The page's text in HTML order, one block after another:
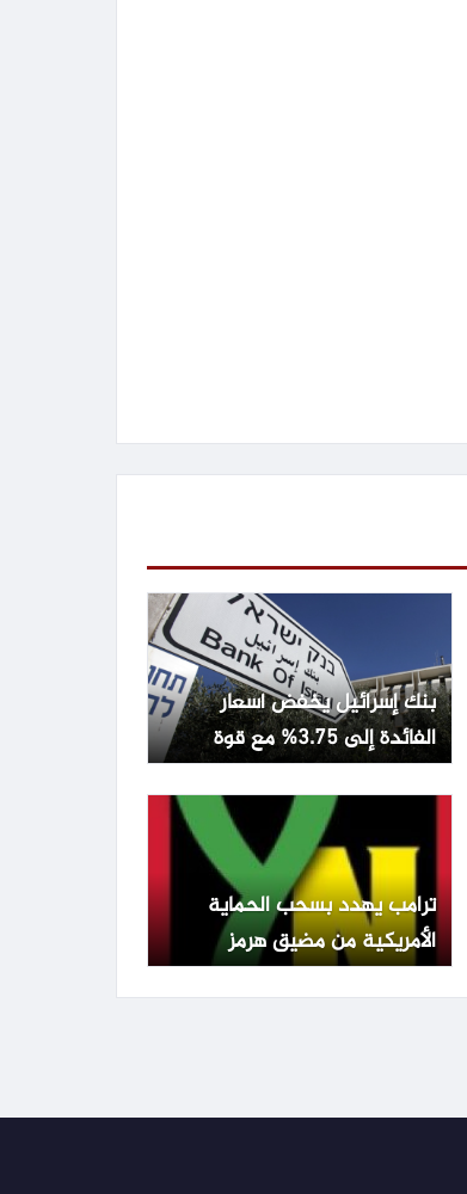
بنك إسرائيل يخفض أسعار
الفائدة إلى 3.75% مع قوة
الشيكل وتراجع التضخم
ترامب يهدد بسحب الحماية
الأمريكية من مضيق هرمز
ويطالب الدول المعنية بالدفاع